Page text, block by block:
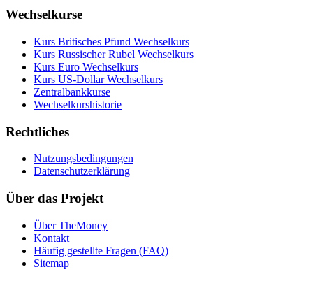
Wechselkurse
Kurs Britisches Pfund Wechselkurs
Kurs Russischer Rubel Wechselkurs
Kurs Euro Wechselkurs
Kurs US‑Dollar Wechselkurs
Zentralbankkurse
Wechselkurshistorie
Rechtliches
Nutzungsbedingungen
Datenschutzerklärung
Über das Projekt
Über TheMoney
Kontakt
Häufig gestellte Fragen (FAQ)
Sitemap